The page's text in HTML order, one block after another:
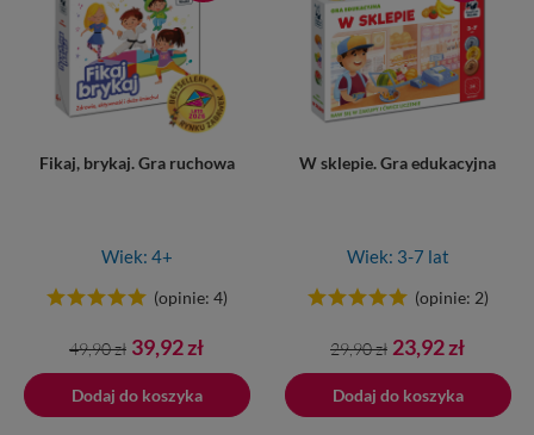
Fikaj, brykaj. Gra ruchowa
Wiek: 4+
(opinie: 4)
Cena
podstawowa
49,90 zł Cena
39,92 zł
Dodaj do koszyka
W sklepie. Gra edukacyjna
Wiek: 3-7 lat
(opinie: 2)
Cena
podstawowa
29,90 zł Cena
23,92 zł
Dodaj do koszyka
Dodano do koszyka